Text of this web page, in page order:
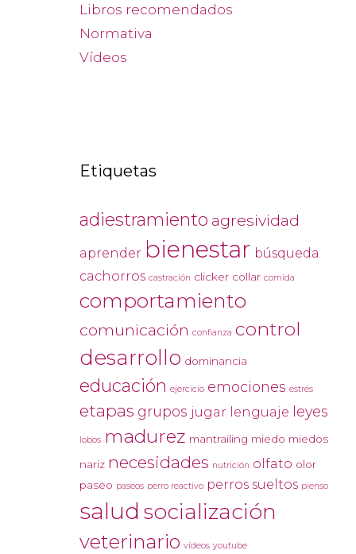
Libros recomendados
Normativa
Vídeos
Etiquetas
adiestramiento agresividad
aprender bienestar búsqueda
cachorros castración clicker collar comida
comportamiento
comunicación confianza control
desarrollo dominancia
educación ejercicio emociones estrés
etapas grupos jugar lenguaje leyes
lobos madurez mantrailing miedo miedos
nariz necesidades nutrición olfato olor
paseo paseos perro reactivo perros sueltos pienso
salud socialización
veterinario vídeos youtube